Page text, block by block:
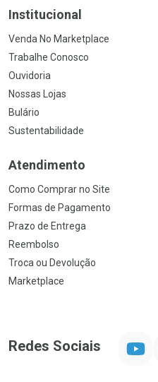
Institucional
Venda No Marketplace
Trabalhe Conosco
Ouvidoria
Nossas Lojas
Bulário
Sustentabilidade
Atendimento
Como Comprar no Site
Formas de Pagamento
Prazo de Entrega
Reembolso
Troca ou Devolução
Marketplace
Redes Sociais